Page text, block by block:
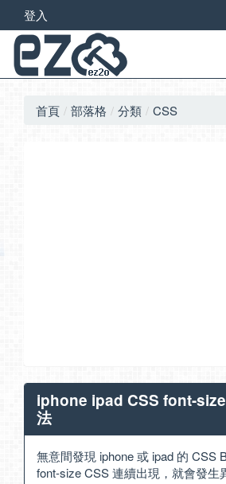
登入
首頁 部落格 分類 CSS
iphone ipad CSS font-
法
無意間發現 iphone 或 ipad 的 CSS
font-size CSS 連續出現，就會發生